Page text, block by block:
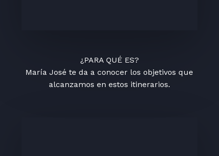
¿PARA QUÉ ES?
María José te da a conocer los objetivos que
alcanzamos en estos itinerarios.